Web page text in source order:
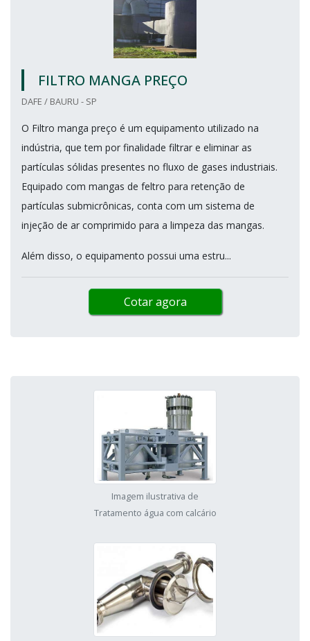
FILTRO MANGA PREÇO
DAFE / BAURU - SP
O Filtro manga preço é um equipamento utilizado na
indústria, que tem por finalidade filtrar e eliminar as
partículas sólidas presentes no fluxo de gases industriais.
Equipado com mangas de feltro para retenção de
partículas submicrônicas, conta com um sistema de
injeção de ar comprimido para a limpeza das mangas.
Além disso, o equipamento possui uma estru...
Cotar agora
Imagem ilustrativa de
Tratamento água com calcário